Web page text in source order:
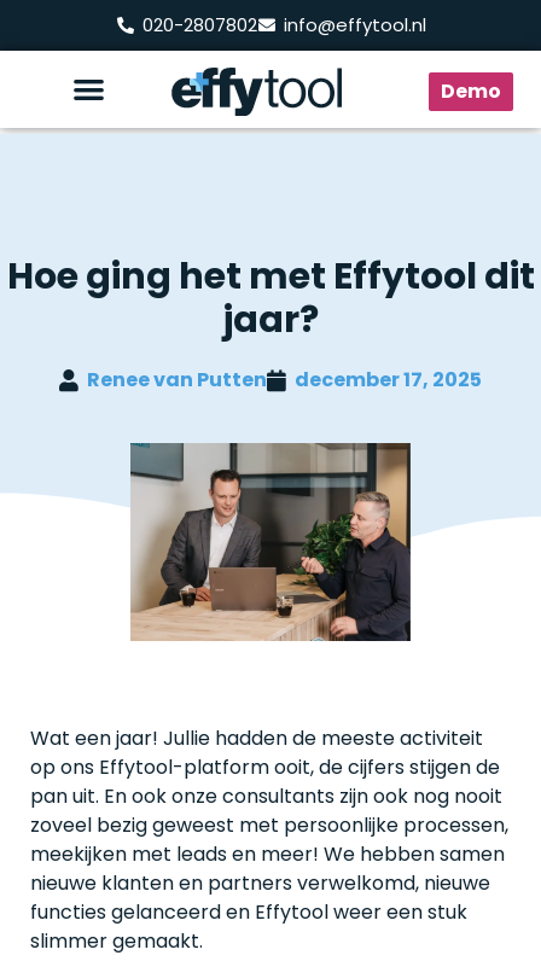
020-2807802 info@effytool.nl
Demo
Hoe ging het met Effytool dit
jaar?
Renee van Putten december 17, 2025
Wat een jaar! Jullie hadden de meeste activiteit
op ons Effytool-platform ooit, de cijfers stijgen de
pan uit. En ook onze consultants zijn ook nog nooit
zoveel bezig geweest met persoonlijke processen,
meekijken met leads en meer! We hebben samen
nieuwe klanten en partners verwelkomd, nieuwe
functies gelanceerd en Effytool weer een stuk
slimmer gemaakt.